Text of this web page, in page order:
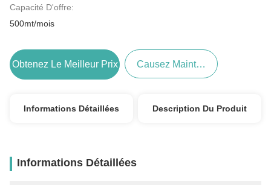
Capacité D'offre:
500mt/mois
Obtenez Le Meilleur Prix Causez Maintenant
Informations Détaillées Description Du Produit
Informations Détaillées